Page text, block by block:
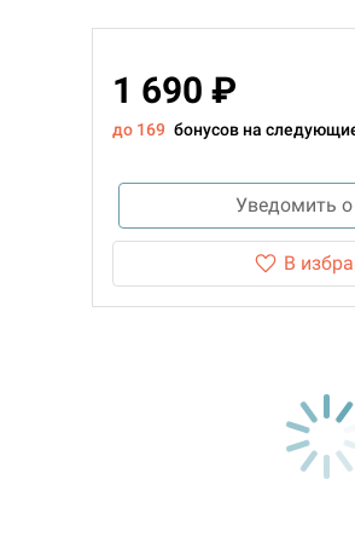
1 690 ₽
до 169 бонусов на
Уведомить
В